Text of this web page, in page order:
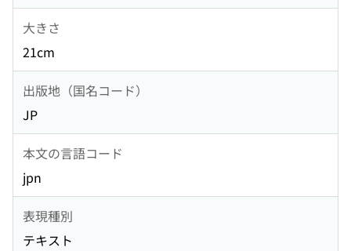
大きさ
21cm
出版地（国名コード）
JP
本文の言語コード
jpn
表現種別
テキスト